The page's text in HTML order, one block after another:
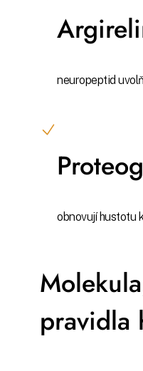
neuropeptid
obnovují hustotu
pravidla